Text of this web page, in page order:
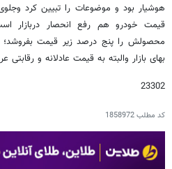
هوشیار بود و موضوعات را تبیین کرد
قیمت خودرو هم رفع انحصار دربازار
بهای بازار والبته به قیمت عادلانه و رقابتی
23302
کد مطلب1858972